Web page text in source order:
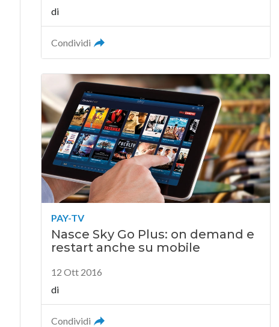
di
Condividi
PAY-TV
Nasce Sky Go Plus: on demand e
restart anche su mobile
12 Ott 2016
di
Condividi